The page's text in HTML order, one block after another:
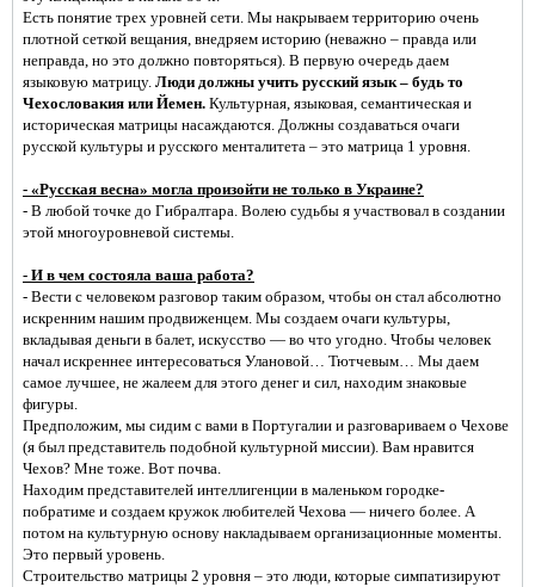
Есть понятие трех уровней сети. Мы накрываем территорию очень
плотной сеткой вещания, внедряем историю (неважно – правда или
неправда, но это должно повторяться). В первую очередь даем
языковую матрицу. Люди должны учить русский язык – будь то
Чехословакия или Йемен. Культурная, языковая, семантическая и
историческая матрицы насаждаются. Должны создаваться очаги
русской культуры и русского менталитета – это матрица 1 уровня.
- «Русская весна» могла произойти не только в Украине?
- В любой точке до Гибралтара. Волею судьбы я участвовал в создании
этой многоуровневой системы.
- И в чем состояла ваша работа?
- Вести с человеком разговор таким образом, чтобы он стал абсолютно
искренним нашим продвиженцем. Мы создаем очаги культуры,
вкладывая деньги в балет, искусство — во что угодно. Чтобы человек
начал искреннее интересоваться Улановой… Тютчевым… Мы даем
самое лучшее, не жалеем для этого денег и сил, находим знаковые
фигуры.
Предположим, мы сидим с вами в Португалии и разговариваем о Чехове
(я был представитель подобной культурной миссии). Вам нравится
Чехов? Мне тоже. Вот почва.
Находим представителей интеллигенции в маленьком городке-
побратиме и создаем кружок любителей Чехова — ничего более. А
потом на культурную основу накладываем организационные моменты.
Это первый уровень.
Строительство матрицы 2 уровня – это люди, которые симпатизируют